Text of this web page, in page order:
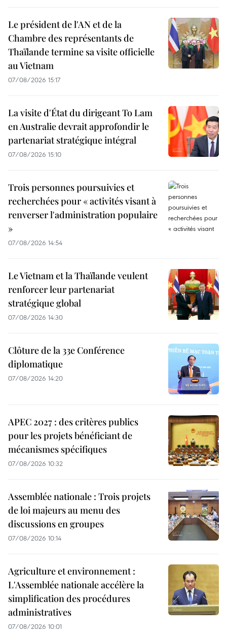
Le président de l'AN et de la
Chambre des représentants de
Thaïlande termine sa visite officielle
au Vietnam
07/08/2026 15:17
La visite d'État du dirigeant To Lam
en Australie devrait approfondir le
partenariat stratégique intégral
07/08/2026 15:10
Trois personnes poursuivies et
recherchées pour « activités visant à
renverser l'administration populaire
»
07/08/2026 14:54
Le Vietnam et la Thaïlande veulent
renforcer leur partenariat
stratégique global
07/08/2026 14:30
Clôture de la 33e Conférence
diplomatique
07/08/2026 14:20
APEC 2027 : des critères publics
pour les projets bénéficiant de
mécanismes spécifiques
07/08/2026 10:32
Assemblée nationale : Trois projets
de loi majeurs au menu des
discussions en groupes
07/08/2026 10:14
Agriculture et environnement :
L'Assemblée nationale accélère la
simplification des procédures
administratives
07/08/2026 10:01